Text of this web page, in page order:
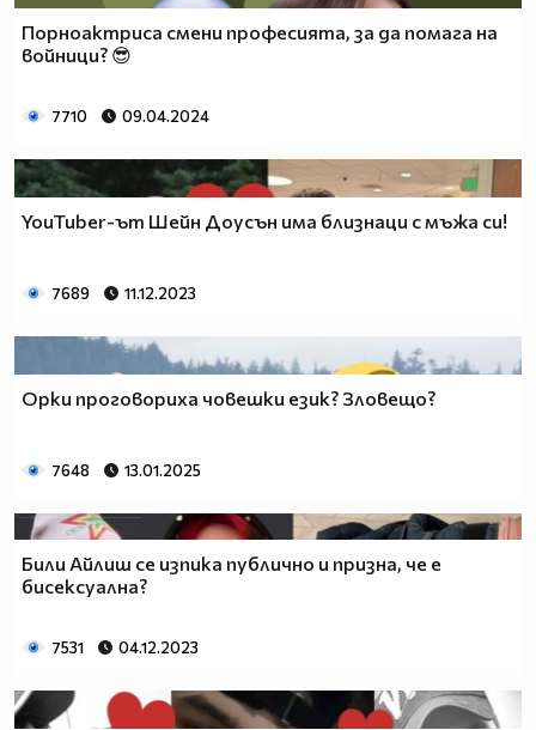
Порноактриса смени професията, за да помага на
войници? 😎
7710 09.04.2024
YouTuber-ът Шейн Доусън има близнаци с мъжа си!
7689 11.12.2023
Орки проговориха човешки език? Зловещо?
7648 13.01.2025
Били Айлиш се изпика публично и призна, че е
бисексуална?
7531 04.12.2023